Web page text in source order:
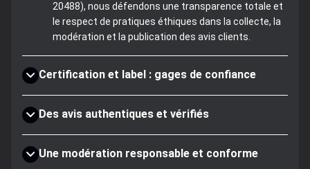
20488), nous défendons une transparence totale et
le respect de pratiques éthiques dans la collecte, la
modération et la publication des avis clients.
Certification et label : gages de confiance
Des avis authentiques et vérifiés
Une modération responsable et conforme